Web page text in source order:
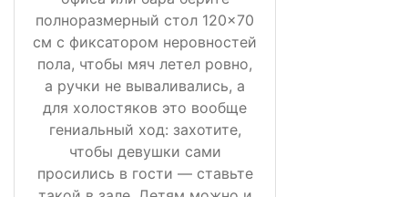
полноразмерный стол 120×70
см с фиксатором неровностей
пола, чтобы мяч летел ровно,
а ручки не вываливались, а
для холостяков это вообще
гениальный ход: захотите,
чтобы девушки сами
просились в гости — ставьте